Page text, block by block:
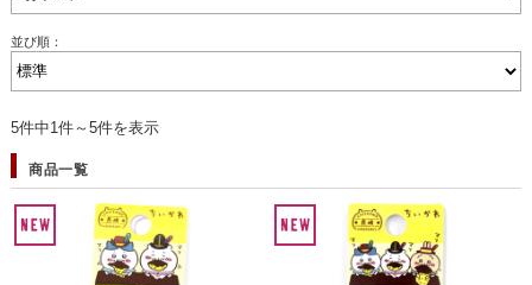
並び順：
5件中1件～5件を表示
商品一覧